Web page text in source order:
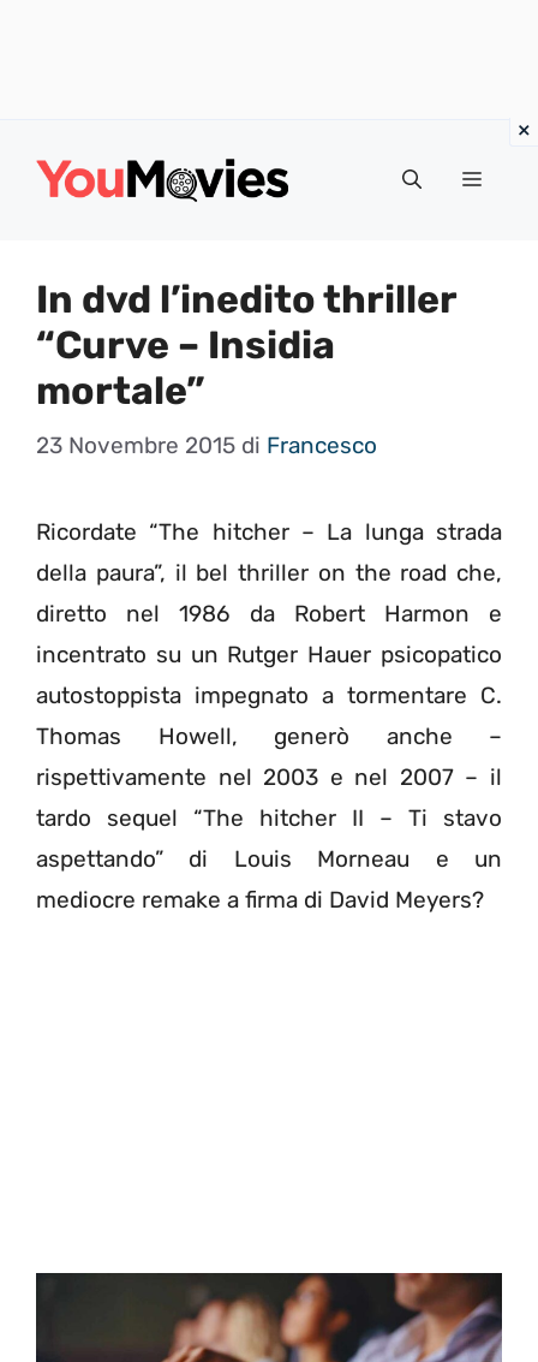
Menu
In dvd l’inedito thriller
“Curve – Insidia
mortale”
23 Novembre 2015 di Francesco
Ricordate “The hitcher – La lunga strada
della paura”, il bel thriller on the road che,
diretto nel 1986 da Robert Harmon e
incentrato su un Rutger Hauer psicopatico
autostoppista impegnato a tormentare C.
Thomas Howell, generò anche –
rispettivamente nel 2003 e nel 2007 – il
tardo sequel “The hitcher II – Ti stavo
aspettando” di Louis Morneau e un
mediocre remake a firma di David Meyers?